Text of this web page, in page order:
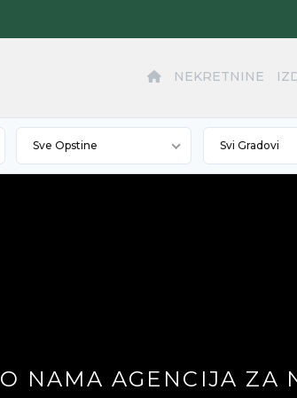
NEKRETNINE
Sve Opstine Svi Gradovi
O NAMA AGENCIJA ZA